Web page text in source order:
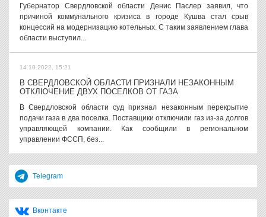
Губернатор Свердловской области Денис Паслер заявил, что
причиной коммунального кризиса в городе Кушва стал срыв
концессий на модернизацию котельных. С таким заявлением глава
области выступил...
14.10.2022, 15:21
В СВЕРДЛОВСКОЙ ОБЛАСТИ ПРИЗНАЛИ НЕЗАКОННЫМ
ОТКЛЮЧЕНИЕ ДВУХ ПОСЕЛКОВ ОТ ГАЗА
В Свердловской области суд признал незаконным перекрытие
подачи газа в два поселка. Поставщики отключили газ из-за долгов
управляющей компании. Как сообщили в региональном
управлении ФССП, без...
Telegram
Вконтакте